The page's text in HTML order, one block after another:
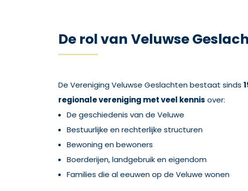
De rol van Veluwse
De Vereniging Veluwse Geslachten bestaat sinds
regionale vereniging met veel kennis over:
De geschiedenis van de Veluwe
Bestuurlijke en rechterlijke structuren
Bewoning en bewoners
Boerderijen, landgebruik en eigendom
Families die al eeuwen op de Veluwe wonen